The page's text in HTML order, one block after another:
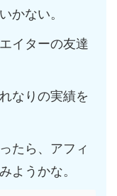
かない。
イターの友達
なりの実績を
たら、アフィ
ようかな。